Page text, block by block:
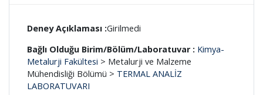
Deney Açıklaması :Girilmedi
Bağlı Olduğu Birim/Bölüm/Laboratuvar : Kimya-
Metalurji Fakültesi > Metalurji ve Malzeme
Mühendisliği Bölümü > TERMAL ANALİZ
LABORATUVARI